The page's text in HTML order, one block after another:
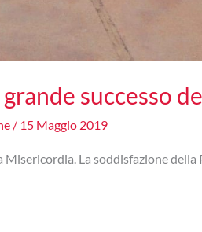
successo
/ 15 Maggio 2019
La soddisfazione della